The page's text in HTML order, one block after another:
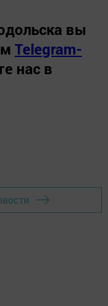
вы
Telegram-
нас в